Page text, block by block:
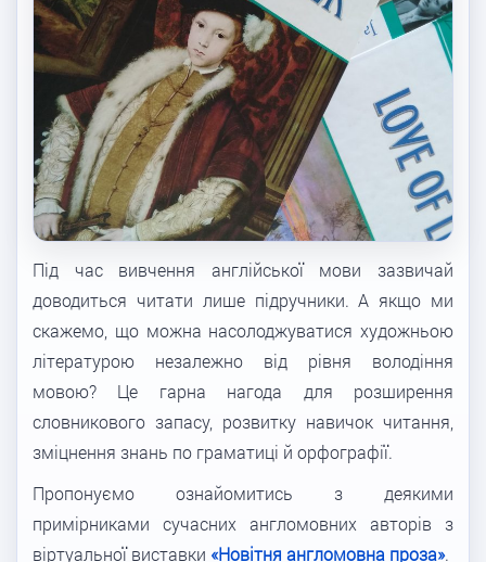
Під час вивчення англійської мови зазвичай
доводиться читати лише підручники. А якщо ми
скажемо, що можна насолоджуватися художньою
літературою незалежно від рівня володіння
мовою? Це гарна нагода для розширення
словникового запасу, розвитку навичок читання,
зміцнення знань по граматиці й орфографії.
Пропонуємо ознайомитись з деякими
примірниками сучасних англомовних авторів з
віртуальної виставки «Новітня англомовна проза».